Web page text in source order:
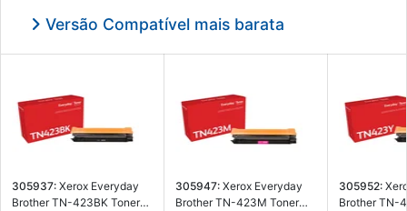
1 uni­dade(s).
Versão Compatível mais barata
305937: Xerox Everyday
Brother TN-423BK Toner
305947: Xerox Everyday
Brother TN-423M Toner
305952:
Brother TN-